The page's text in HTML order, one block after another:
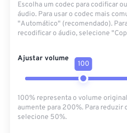
Escolha um codec para codificar
áudio. Para usar o codec mais
"Automático" (recomendado).
recodificar o áudio, selecione
Ajustar volume
100
100% representa o volume
aumente para 200%. Para reduzir
selecione 50%.